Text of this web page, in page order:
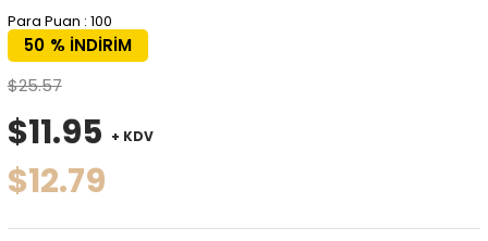
Para Puan : 100
%
50
İNDIRIM
$25.57
$11.95 + KDV
$12.79